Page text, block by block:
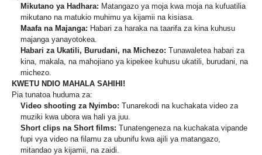
Mikutano ya Hadhara: Matangazo ya moja kwa moja na kufuatilia
mikutano na matukio muhimu ya kijamii na kisiasa.
Maafa na Majanga: Habari za haraka na taarifa za kina kuhusu
majanga yanayotokea.
Habari za Ukatili, Burudani, na Michezo: Tunawaletea habari za
kina, makala, na mahojiano ya kipekee kuhusu ukatili, burudani, na
michezo.
KWETU NDIO MAHALA SAHIHI!
Pia tunatoa huduma za:
Video shooting za Nyimbo: Tunarekodi na kuchakata video za
muziki kwa ubora wa hali ya juu.
Short clips na Short films: Tunatengeneza na kuchakata vipande
fupi vya video na filamu za ubunifu kwa ajili ya matangazo,
mitandao ya kijamii, na zaidi.